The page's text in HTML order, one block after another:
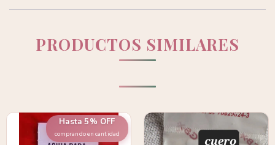
PRODUCTOS SIMILARES
Hasta 5% OFF
comprando en cantidad